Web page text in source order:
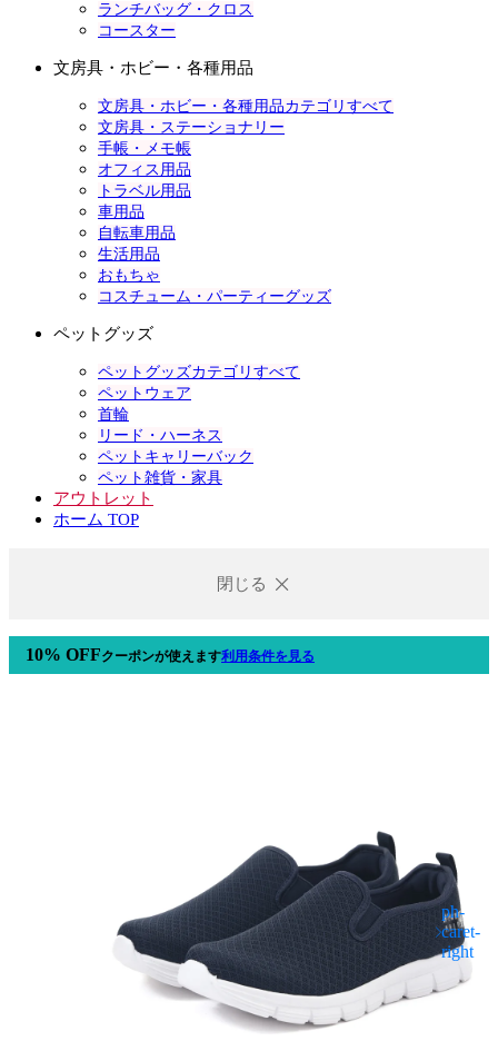
ランチバッグ・クロス
コースター
文房具・ホビー・各種用品
文房具・ホビー・各種用品カテゴリすべて
文房具・ステーショナリー
手帳・メモ帳
オフィス用品
トラベル用品
車用品
自転車用品
生活用品
おもちゃ
コスチューム・パーティーグッズ
ペットグッズ
ペットグッズカテゴリすべて
ペットウェア
首輪
リード・ハーネス
ペットキャリーバック
ペット雑貨・家具
アウトレット
ホーム TOP
閉じる
10% OFFクーポンが使えます利用条件を見る